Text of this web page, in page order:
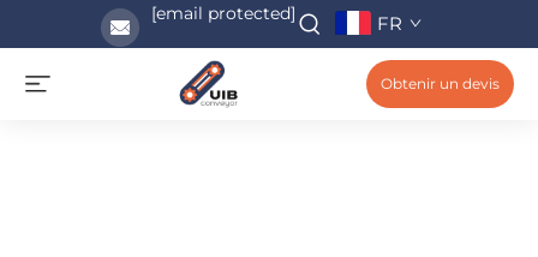
[email protected] FR
Obtenir un devis